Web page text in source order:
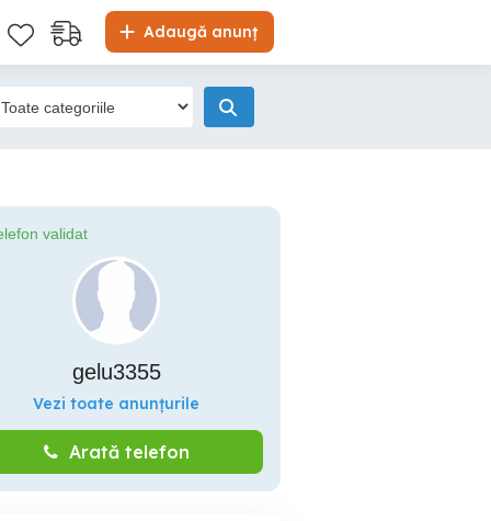
Adaugă anunț
validat
gelu3355
Vezi toate anunțurile
Arată telefon